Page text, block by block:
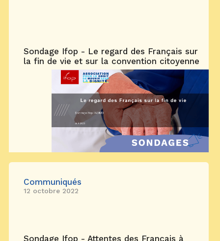
Sondage Ifop - Le regard des Français sur
la fin de vie et sur la convention citoyenne
Communiqués
12 octobre 2022
Sondage Ifop - Attentes des Français à